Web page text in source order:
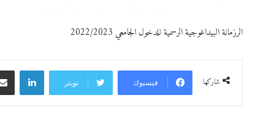
الرزمانة البيداغوجية الرسمية للدخول الجامعي 2022/2023
شاركها فيسبوك تويتر
لينكدإن